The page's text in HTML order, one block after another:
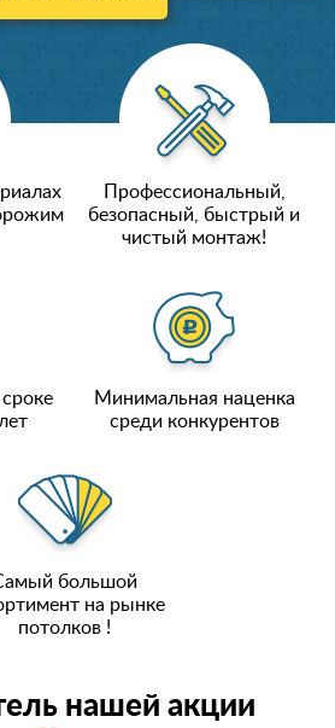
Профессиональный,
безопасный, быстрый и
чистый монтаж!
Минимальная наценка
среди конкурентов
большой
на рынке
потолков !
нашей акции